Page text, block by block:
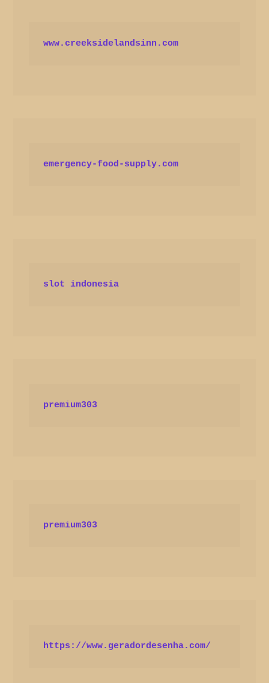
www.creeksidelandsinn.com
emergency-food-supply.com
slot indonesia
premium303
premium303
https://www.geradordesenha.com/